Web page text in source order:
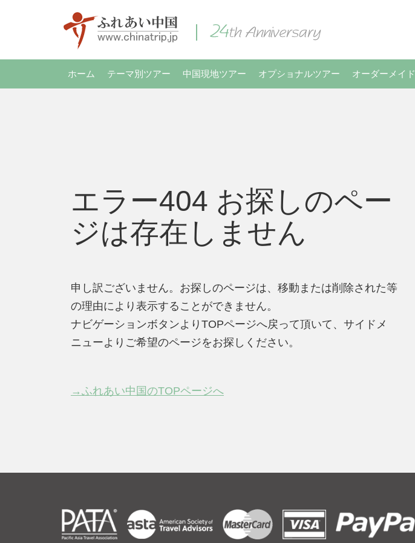
ホーム テーマ別ツアー 中国現地ツアー オプショナルツアー オーダーメイド
エラー404 お探しのペー
ジは存在しません
申し訳ございません。お探しのページは、移動または削除された等
の理由により表示することができません。
ナビゲーションボタンよりTOPページへ戻って頂いて、サイドメ
ニューよりご希望のページをお探しください。
→ふれあい中国のTOPページへ